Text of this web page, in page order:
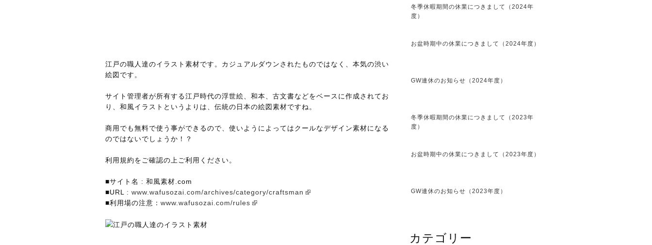
江戸の職人達のイラスト素材です。カジュアルダウンされたものではなく、本気の渋い
絵図です。
サイト管理者が所有する江戸時代の浮世絵、和本、古文書などをベースに作成されてお
り、和風イラストというよりは、伝統の日本の絵図素材ですね。
商用でも無料で使う事ができるので、使いようによってはクールなデザイン素材になる
のではないでしょうか！？
利用規約をご確認の上ご利用ください。
■サイト名 : 和風素材.com
■URL : www.wafusozai.com/archives/category/craftsman
■利用場の注意： www.wafusozai.com/rules
冬季休暇期間の休業につきまして（2024年
度）
お盆時期中の休業につきまして（2024年度）
GW連休のお知らせ（2024年度）
冬季休暇期間の休業につきまして（2023年
度）
お盆時期中の休業につきまして（2023年度）
GW連休のお知らせ（2023年度）
カテゴリー